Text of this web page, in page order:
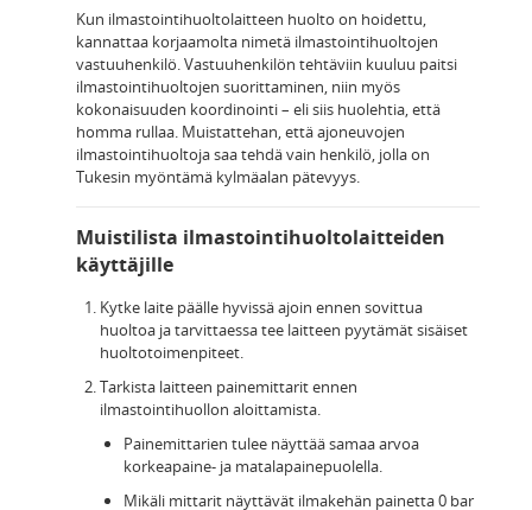
Kun ilmastointihuoltolaitteen huolto on hoidettu,
kannattaa korjaamolta nimetä ilmastointihuoltojen
vastuuhenkilö. Vastuuhenkilön tehtäviin kuuluu paitsi
ilmastointihuoltojen suorittaminen, niin myös
kokonaisuuden koordinointi – eli siis huolehtia, että
homma rullaa. Muistattehan, että ajoneuvojen
ilmastointihuoltoja saa tehdä vain henkilö, jolla on
Tukesin myöntämä kylmäalan pätevyys.
Muistilista ilmastointihuoltolaitteiden
käyttäjille
Kytke laite päälle hyvissä ajoin ennen sovittua
huoltoa ja tarvittaessa tee laitteen pyytämät sisäiset
huoltotoimenpiteet.
Tarkista laitteen painemittarit ennen
ilmastointihuollon aloittamista.
Painemittarien tulee näyttää samaa arvoa
korkeapaine- ja matalapainepuolella.
Mikäli mittarit näyttävät ilmakehän painetta 0 bar